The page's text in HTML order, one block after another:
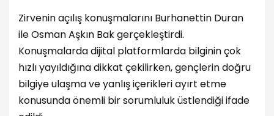
Zirvenin açılış konuşmalarını Burhanettin Duran
ile Osman Aşkın Bak gerçekleştirdi.
Konuşmalarda dijital platformlarda bilginin çok
hızlı yayıldığına dikkat çekilirken, gençlerin doğru
bilgiye ulaşma ve yanlış içerikleri ayırt etme
konusunda önemli bir sorumluluk üstlendiği ifade